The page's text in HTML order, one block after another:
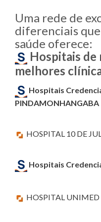
Uma rede de
diferenciais
saúde oferece:
Hospitais de
melhores
Hospitais
PINDAMONHANGABA
HOSPITAL 10 DE
Hospitais
HOSPITAL UNIMED